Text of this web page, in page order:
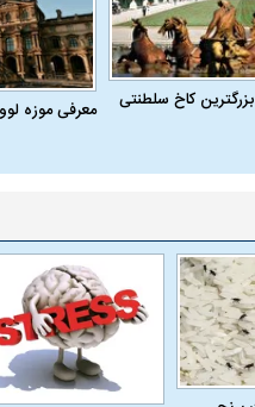
کاخ سلطنتی
معرفی موزه
یک سلسله |
شاه در ایران
ریشه‌های
و تاریخ ایران
درباره
ببینید| انیمیشن
جنگنده اف-۵